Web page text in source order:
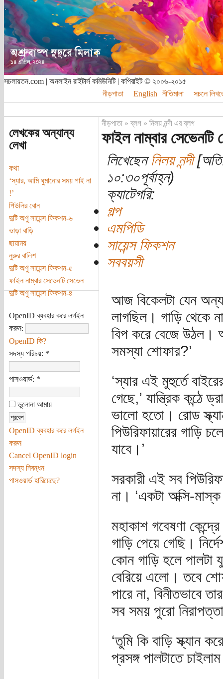
সচলায়তন.com | অনলাইন রাইটার্স কমিউনিটি | কপিরাইট © ২০০৬-২০১৫
নীড়পাতা
English নীতিমালা সচলে
লেখকের অন্যান্য
লেখা
কথা
‘স্যার, আমি ঘুমানোর সময় পাই না
!’
পিউলির বোন
দুটি অণু সায়েন্স ফিকশন-৬
ভাড়া বাড়ি
ছায়াময়
নুরুর বালিশ
দুটি অণু সায়েন্স ফিকশন-৫
ফাইল নাম্বার সেভেনটি সেভেন
দুটি অণু সায়েন্স ফিকশন-৪
OpenID ব্যবহার করে লগইন
করুন:
OpenID কি?
সদস্য পরিচয়: *
পাসওয়ার্ড: *
ভুলোনা আমায়
OpenID ব্যবহার করে লগইন
করুন
Cancel OpenID login
সদস্য নিবন্ধন
পাসওয়ার্ড হারিয়েছে?
নীড়পাতা»ব্লগ» নিলয় নন্দী এর ব্লগ
ফাইল নাম্বার সেভেনটি
লিখেছেননিলয় নন্দী
১০:৩০পূর্বাহ্ন)
ক্যাটেগরি:
গল্প
এমপিডি
সায়েন্স ফিকশন
সববয়সী
আজ বিকেলটা যেন অন্য
লাগছিল। গাড়ি থেকে
বিপ করে বেজে উঠল।
সমস্যা শোফার?’
‘স্যার এই মুহুর্তে
গেছে,’ যান্ত্রিক
ভালো হতো। রোড
পিউরিফায়ারের গাড়ি
যাবে।’
সরকারী এই সব
না। ‘একটা অক্সি-
মহাকাশ গবেষণা
গাড়ি পেয়ে গেছি।
কোন গাড়ি হলে পালটা
বেরিয়ে এলো। তবে
পারে না, বিনীতভাবে
সব সময় পুরো
‘তুমি কি বাড়ি স্ক্যান
প্রসঙ্গ পালটাতে